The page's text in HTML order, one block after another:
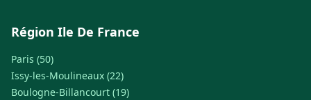
Région Ile De France
Paris (50)
Issy-les-Moulineaux (22)
Boulogne-Billancourt (19)